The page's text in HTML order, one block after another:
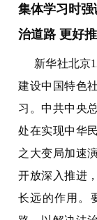
集体学习时
治道路 更好
新华社北京
建设中国特色
习。中共中央
处在实现中华
之大变局加速
开放深入推进
长远的作用。